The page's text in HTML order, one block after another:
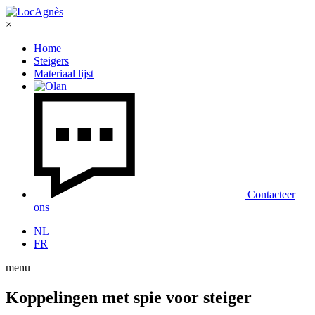
×
Home
Steigers
Materiaal lijst
Contacteer
ons
NL
FR
menu
Koppelingen met spie voor steiger